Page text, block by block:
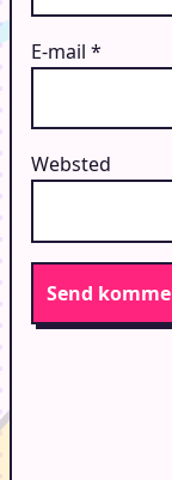
E-mail *
Websted